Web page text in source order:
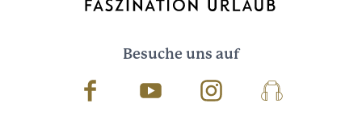
Besuche uns auf
Facebook Youtube InstagramPodcast